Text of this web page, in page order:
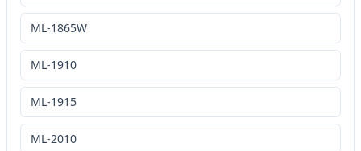
ML-1865W
ML-1910
ML-1915
ML-2010